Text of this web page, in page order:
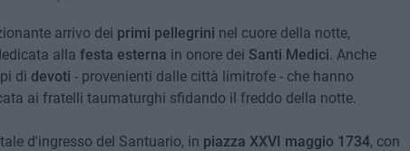
arrivo dei primi pellegrini nel cuore della notte,
alla festa esterna in onore dei Santi Medici. Anche
di devoti - provenienti dalle città limitrofe - che hanno
ai fratelli taumaturghi sfidando il freddo della notte.
d'ingresso del Santuario, in piazza XXVI maggio 1734, con